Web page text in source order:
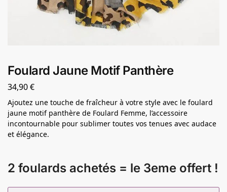
Foulard Jaune Motif Panthère
34,90€
Ajoutez une touche de fraîcheur à votre style avec le foulard
jaune motif panthère de Foulard Femme, l’accessoire
incontournable pour sublimer toutes vos tenues avec audace
et élégance.
2 foulards achetés = le 3eme offert !